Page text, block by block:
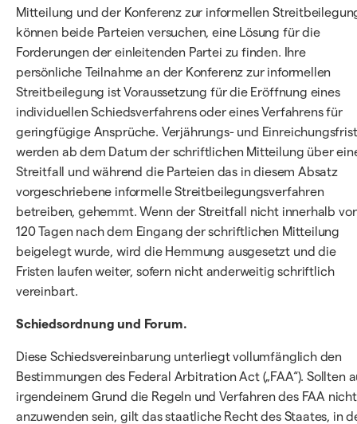
Mitteilung und der Konferenz zur informellen
können beide Parteien versuchen, eine Lösung für die
Forderungen der einleitenden Partei zu finden. Ihre
persönliche Teilnahme an der Konferenz zur informellen
Streitbeilegung ist Voraussetzung für die Eröffnung eines
individuellen Schiedsverfahrens oder eines Verfahrens für
geringfügige Ansprüche. Verjährungs- und
werden ab dem Datum der schriftlichen Mitteilung über
Streitfall und während die Parteien das in diesem Absatz
vorgeschriebene informelle Streitbeilegungsverfahren
betreiben, gehemmt. Wenn der Streitfall nicht innerhalb
120 Tagen nach dem Eingang der schriftlichen Mitteilung
beigelegt wurde, wird die Hemmung ausgesetzt und die
Fristen laufen weiter, sofern nicht anderweitig schriftlich
vereinbart.
Schiedsordnung und Forum.
Diese Schiedsvereinbarung unterliegt vollumfänglich den
Bestimmungen des Federal Arbitration Act („FAA“). Sollten
irgendeinem Grund die Regeln und Verfahren des FAA nicht
anzuwenden sein, gilt das staatliche Recht des Staates, in